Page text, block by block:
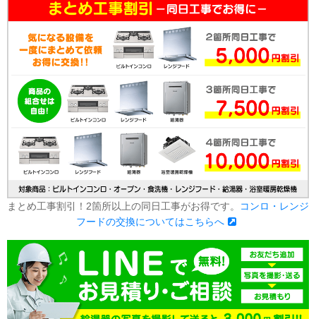
まとめ工事割引！2箇所以上の同日工事がお得です。
コンロ・レンジ
フードの交換についてはこちらへ